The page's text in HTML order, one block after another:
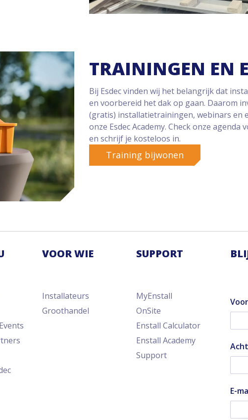
TRAININGEN EN
Bij Esdec vinden wij het belangrijk dat
en voorbereid het dak op gaan. Daarom
(gratis) installatietrainingen, webinars en
onze Esdec Academy. Check onze agenda
en schrijf je kosteloos in.
Training bijwonen
VOOR WIE
Installateurs
Groothandel
SUPPORT
MyEnstall
OnSite
Enstall Calculator
Enstall Academy
Support
E-